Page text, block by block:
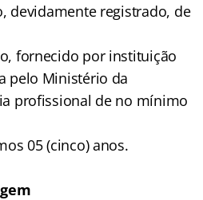
devidamente registrado, de
fornecido por instituição
pelo Ministério da
profissional de no mínimo
05 (cinco) anos.